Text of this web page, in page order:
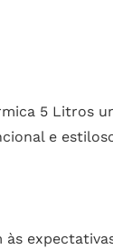
5 Litros
e